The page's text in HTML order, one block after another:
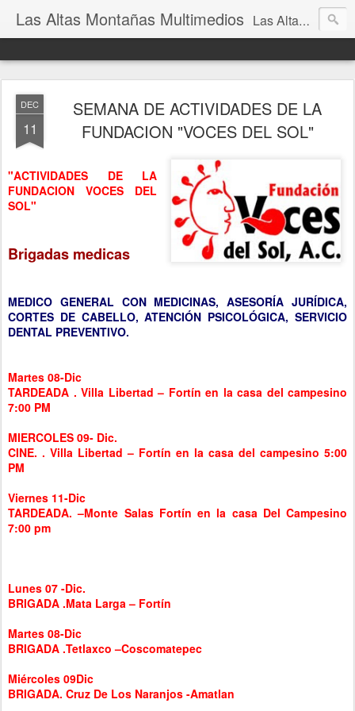
Las Altas Montañas Multimedios Las Altas Montañas Multimedios
DEC
11
SEMANA DE ACTIVIDADES DE LA
FUNDACION "VOCES DEL SOL"
"ACTIVIDADES DE LA
FUNDACION VOCES DEL
SOL"
Brigadas medicas
MEDICO GENERAL CON MEDICINAS, ASESORÍA JURÍDICA,
CORTES DE CABELLO, ATENCIÓN PSICOLÓGICA, SERVICIO
DENTAL PREVENTIVO.
Martes 08-Dic
TARDEADA . Villa Libertad – Fortín en la casa del campesino
7:00 PM
MIERCOLES 09- Dic.
CINE. . Villa Libertad – Fortín en la casa del campesino 5:00
PM
Viernes 11-Dic
TARDEADA. –Monte Salas Fortín en la casa Del Campesino
7:00 pm
Lunes 07 -Dic.
BRIGADA .Mata Larga – Fortín
Martes 08-Dic
BRIGADA .Tetlaxco –Coscomatepec
Miércoles 09Dic
BRIGADA. Cruz De Los Naranjos -Amatlan